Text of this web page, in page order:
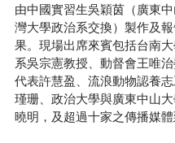
由中國實習生吳穎茵（廣東
灣大學政治系交換）製作及
果。現場出席來賓包括台南
系吳宗憲教授、動督會王唯
代表許慧盈、流浪動物認養
瑾珊、政治大學與廣東中山
曉明，及超過十家之傳播媒體